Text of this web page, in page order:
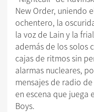
New Order, uniendo
ochentero, la
la voz de Lain y la
además de los solos
cajas de ritmos sin
alarmas nucleares,
mensajes de radio
en escena que juega
Boys.